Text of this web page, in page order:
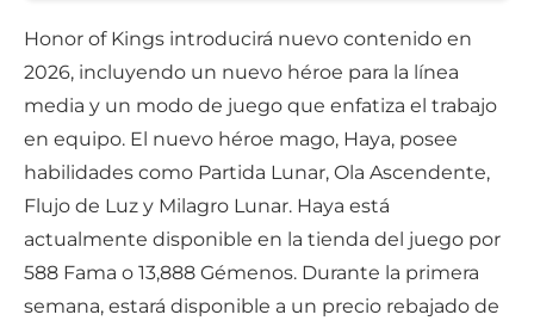
Honor of Kings introducirá nuevo contenido en
2026, incluyendo un nuevo héroe para la línea
media y un modo de juego que enfatiza el trabajo
en equipo. El nuevo héroe mago, Haya, posee
habilidades como Partida Lunar, Ola Ascendente,
Flujo de Luz y Milagro Lunar. Haya está
actualmente disponible en la tienda del juego por
588 Fama o 13,888 Gémenos. Durante la primera
semana, estará disponible a un precio rebajado de